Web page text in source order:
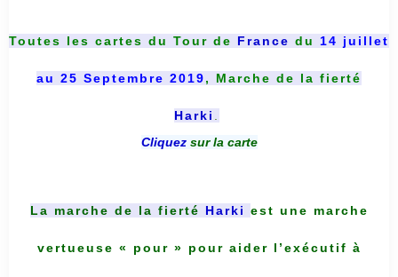
Toutes les cartes du Tour de France du 14 juillet
au 25 Septembre 2019, Marche de la fierté
Harki
Cliquez sur la carte
La marche de la fierté Harki est une marche
vertueuse « pour » pour aider l’exécutif à